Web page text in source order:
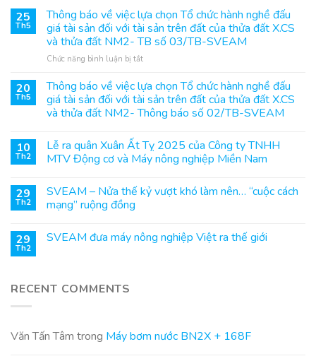
25
Th5
Thông báo về việc lựa chọn Tổ chức hành nghề đấu
giá tài sản đối với tài sản trên đất của thửa đất X.CS
và thửa đất NM2- TB số 03/TB-SVEAM
Chức năng bình luận bị tắtở
báo
về
việc
lựa
Tổ
chức
hành
đấu
đối
đất
20
Th5
Thông báo về việc lựa chọn Tổ chức hành nghề đấu
giá tài sản đối với tài sản trên đất của thửa đất X.CS
và thửa đất NM2- Thông báo số 02/TB-SVEAM
10
Th2
Lễ ra quân Xuân Ất Tỵ 2025 của Công ty TNHH
MTV Động cơ và Máy nông nghiệp Miền Nam
29
Th2
SVEAM – Nửa thế kỷ vượt khó làm nên… “cuộc cách
mạng” ruộng đồng
29
Th2
SVEAM đưa máy nông nghiệp Việt ra thế giới
RECENT COMMENTS
Văn Tấn Tâm trong Máy bơm nước BN2X + 168F